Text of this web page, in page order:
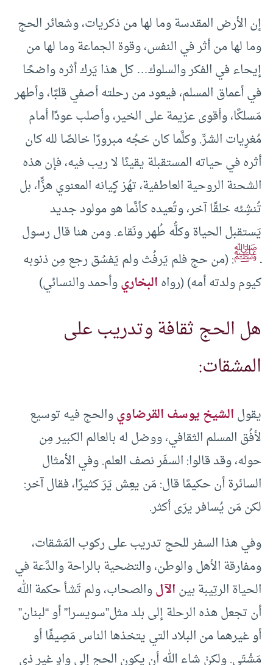
إن الأرض المقدسة وما لها من ذكريات، وشعائر الحج
وما لها من أثر في النفس، وقوة الجماعة وما لها من
إيحاء في الفكر والسلوك… كل هذا يَرك أثره واضحًا
في أعماق المسلم، فيعود من رحلته أصفي قلبًا، وأطهر
مَسلكًا، وأقوى عزيمة على الخير، وأصلب عودًا أمام
مُغرِيات الشرِّ. وكلَّما كان حَجُه مبرورًا خالصًا لله كان
أثره في حياته المستقبلة يقينًا لا ريب فيه، فإن هذه
الشحنة الروحية العاطفية، تهُز كِِيانه المعنوي هزًّا، بل
تُنشِئه خلقًا آخر، وتُعيده كأنَّما هو مولود جديد
يَستقبل الحياة وكلُّه طُهر ونَقاء. ومن هنا قال رسول
ـﷺ: (من حج فلم يَرفُث ولم يَفسُق رجع مِن ذنوبه
كيوم ولدته أمه) (رواهالبخاريوأحمد والنسائي)
هل الحج ثقافة وتدريب على
المشقات:
يقولالشيخ يوسف القرضاويوالحج فيه توسيع
لأفُق المسلم الثقافي، ووصْل له بالعالم الكبير مِن
حوله، وقد قالوا: السفَر نصف العلم. وفي الأمثال
السائرة أن حكيمًا قال: مَن يعِش يَرَ كثيرًا، فقال آخر:
لكن مَن يُسافر يرَى أكثر.
وفي هذا السفر للحج تدريب على ركوب المَشقات،
ومفارقة الأهل والوطن، والتضحية بالراحة والدَّعة في
الحياة الرتِيبة بينالآلوالصحاب، ولم تَشأ حكمة الله
أن تجعل هذه الرحلة إلى بلد مثل”سويسرا” أو “لبنان”
أو غيرهما من البلاد التي يتخذها الناس مَصِيفًا أو
مَشْتَى. ولكنْ شاء الله أن يكون الحج إلى وادٍ غير ذي